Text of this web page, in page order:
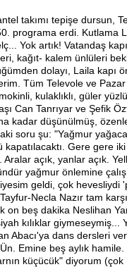
takımı tepişe dursun,
programa erdi. Kutlama
Yok artık! Vatandaş
kağıt- kalem ünlüleri
dolayı, Laila kapı
Tüm Televole ve
kulaklıklı, güler
Can Tanrıyar ve Şefik
kadar düşünülmüş,
soru şu: "Yağmur
kapatılacaktı. Gere gere
Aralar açık, yanlar açık.
yağmur önlemine
geldi, çok hevesliydi
Necla Nazır tam
on beş dakika Neslihan
kılıklar giymeseymiş...
Abacı'ya dans dersleri
Emine beş aylık hamile.
küçücük" diyorum